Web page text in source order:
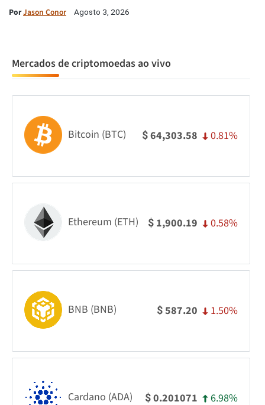
PorJason Conor Agosto 3, 2026
Mercados de criptomoedas ao vivo
Bitcoin (BTC) $64,303.58 0.81%
Ethereum (ETH) $ 1,900.19 0.58%
BNB (BNB) $587.20 1.50%
Cardano (ADA) $0.201071 6.98%